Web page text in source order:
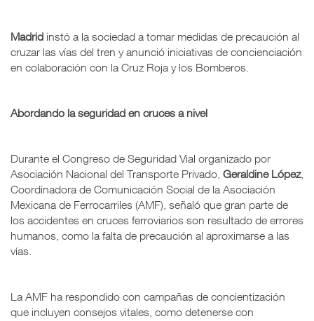
Madrid instó a la sociedad a tomar medidas de precaución al
cruzar las vías del tren y anunció iniciativas de concienciación
en colaboración con la Cruz Roja y los Bomberos.
Abordando la seguridad en cruces a nivel
Durante el Congreso de Seguridad Vial organizado por
Asociación Nacional del Transporte Privado, Geraldine López,
Coordinadora de Comunicación Social de la Asociación
Mexicana de Ferrocarriles (AMF), señaló que gran parte de
los accidentes en cruces ferroviarios son resultado de errores
humanos, como la falta de precaución al aproximarse a las
vías.
La AMF ha respondido con campañas de concientización
que incluyen consejos vitales, como detenerse con